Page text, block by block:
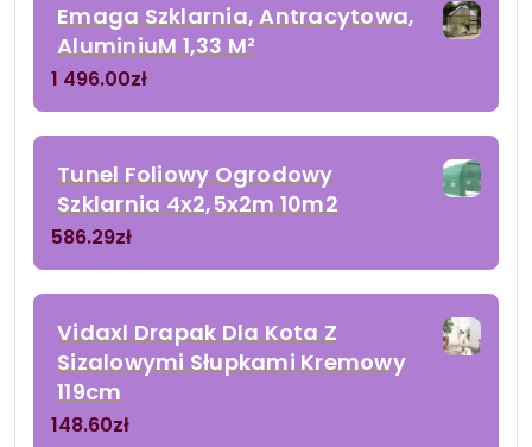
Emaga Szklarnia, Antracytowa,
AluminiuM 1,33 M²
1 496.00zł
Tunel Foliowy Ogrodowy
Szklarnia 4x2,5x2m 10m2
586.29zł
Vidaxl Drapak Dla Kota Z
Sizalowymi Słupkami Kremowy
119cm
148.60zł